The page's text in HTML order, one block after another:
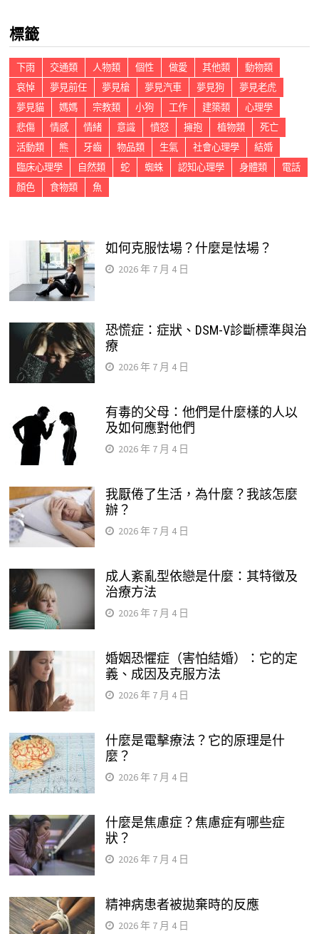
字:
標籤
下雨 交通類 人物類 個性 做愛 其他類
動物類
哀悼
夢見前任 夢見槍 夢見汽車 夢見狗
夢見老虎
夢見貓
媽媽 宗教類 小狗 工作 建築類
心理學
悲傷
情感 情緒 意識 憤怒 擁抱 植物類
死亡
活動類
熊 牙齒 物品類 生氣 社會心理學
結婚
臨床心理學
自然類 蛇 蜘蛛 認知心理學 身體類
電話
顏色
食物類 魚
如何克服怯場？什麼是怯場？
2026 年 7 月 4 日
恐慌症：症狀、DSM-V診斷標準與治
療
2026 年 7 月 4 日
有毒的父母：他們是什麼樣的人以
及如何應對他們
2026 年 7 月 4 日
我厭倦了生活，為什麼？我該怎麼
辦？
2026 年 7 月 4 日
成人紊亂型依戀是什麼：其特徵及
治療方法
2026 年 7 月 4 日
婚姻恐懼症（害怕結婚）：它的定
義、成因及克服方法
2026 年 7 月 4 日
什麼是電擊療法？它的原理是什
麼？
2026 年 7 月 4 日
什麼是焦慮症？焦慮症有哪些症
狀？
2026 年 7 月 4 日
精神病患者被拋棄時的反應
2026 年 7 月 4 日